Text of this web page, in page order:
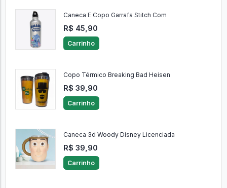
Caneca E Copo Garrafa Stitch Com
R$ 45,90
Carrinho
Copo Térmico Breaking Bad Heisen
R$ 39,90
Carrinho
Caneca 3d Woody Disney Licenciada
R$ 39,90
Carrinho